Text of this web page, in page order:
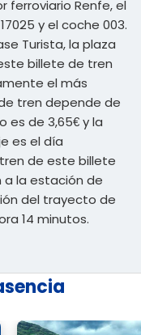
ferroviario Renfe, el
y el coche 003.
Turista, la plaza
billete de tren
el más
tren depende de
es de 3,65€ y la
es el día
de este billete
a la estación de
del trayecto de
14 minutos.